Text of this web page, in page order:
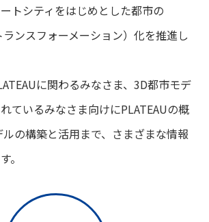
トシティをはじめとした都市の
ンスフォーメーション）化を推進し
に関わるみなさま、3D都市モデ
ているみなさま向けにPLATEAUの概
の構築と活用まで、さまざまな情報
。